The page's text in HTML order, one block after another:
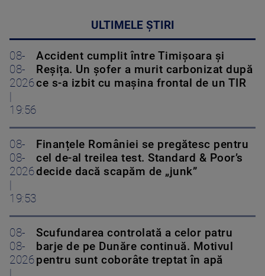
ULTIMELE ȘTIRI
08-
08-
2026
19:56
Accident cumplit între Timișoara și
Reșița. Un șofer a murit carbonizat după
ce s-a izbit cu mașina frontal de un TIR
08-
08-
2026
19:53
Finanțele României se pregătesc pentru
cel de-al treilea test. Standard & Poor’s
decide dacă scapăm de „junk”
08-
08-
2026
Scufundarea controlată a celor patru
barje de pe Dunăre continuă. Motivul
pentru sunt coborâte treptat în apă